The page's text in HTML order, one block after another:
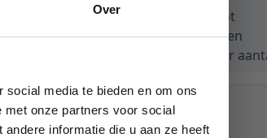
Over
media te bieden en om ons
onze partners voor social
informatie die u aan ze heeft
Kleur: Walnoot
Materiaal: Eiken
Bestelbaar per